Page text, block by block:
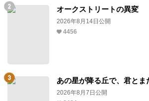
オークストリートの異変
2026年8月14日公開
4456
あの星が降る丘で、君とま
2026年8月7日公開